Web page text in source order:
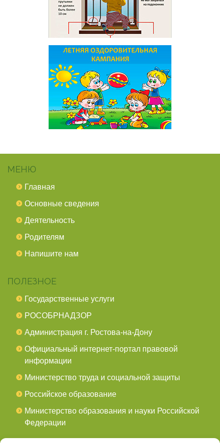
МЕНЮ
Главная
Основные сведения
Деятельность
Родителям
Напишите нам
ПОЛЕЗНОЕ
Государственные услуги
РОСОБРНАДЗОР
Администрация г. Ростова-на-Дону
Официальный интернет-портал правовой
информации
Министерство труда и социальной защиты
Российское образование
Министерство образования и науки Российской
Федерации